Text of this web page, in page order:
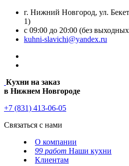
г. Нижний Новгород, ул.
1)
с 09:00 до 20:00 (без
kuhni-slavichi@yandex.ru
Кухни на заказ
в Нижнем Новгороде
+7 (831) 413-06-05
Связаться с нами
О компании
99 работ Наши кухни
Клиентам